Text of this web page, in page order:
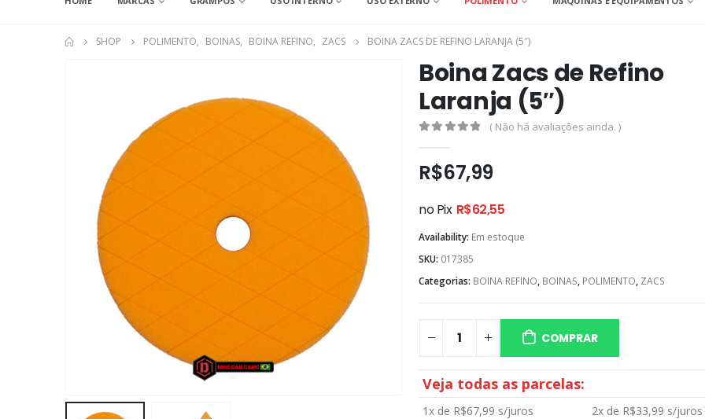
SHOP POLIMENTO, BOINAS, BOINA REFINO, ZACS BOINA ZACS DE REFINO LARANJA (5″)
Boina Zacs de Refino
Laranja (5″)
( Não há avaliações ainda. )
R$67,99
no Pix R$62,55
Availability: Em estoque
SKU: 017385
Categorias: BOINA REFINO, BOINAS, POLIMENTO, ZACS
COMPRAR
Veja todas as parcelas:
1x de R$67,99 s/juros 2x de R$33,99 s/juros